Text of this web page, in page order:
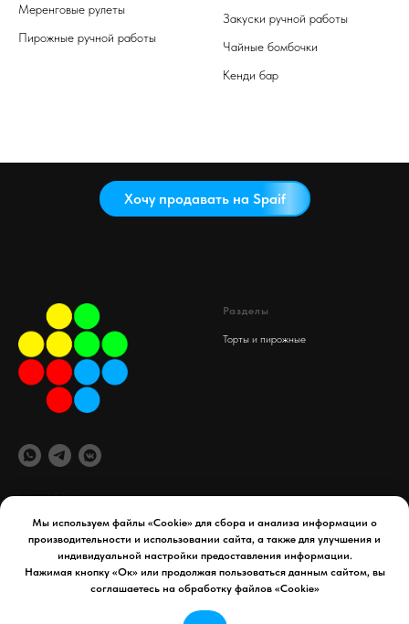
Мы используем файлы «Cookie» для сбора и анализа информации о
производительности и использовании сайта, а также для улучшения и
индивидуальной настройки предоставления информации.
Нажимая кнопку «Ок» или продолжая пользоваться данным сайтом, вы
соглашаетесь на обработку файлов «Cookie»
Меренговые рулеты
Пирожные ручной работы
Закуски ручной работы
Чайные бомбочки
Кенди бар
Хочу продавать на Spaif
© 2025 Spaif
Разделы
Торты и пирожные
офис компании
maydex.store@gmail.com
Уфа, 50 лет СССР д. 34
Документы
Реквизиты компании
Политика конфиденциальности